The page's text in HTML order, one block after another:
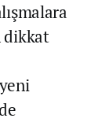
dikkat